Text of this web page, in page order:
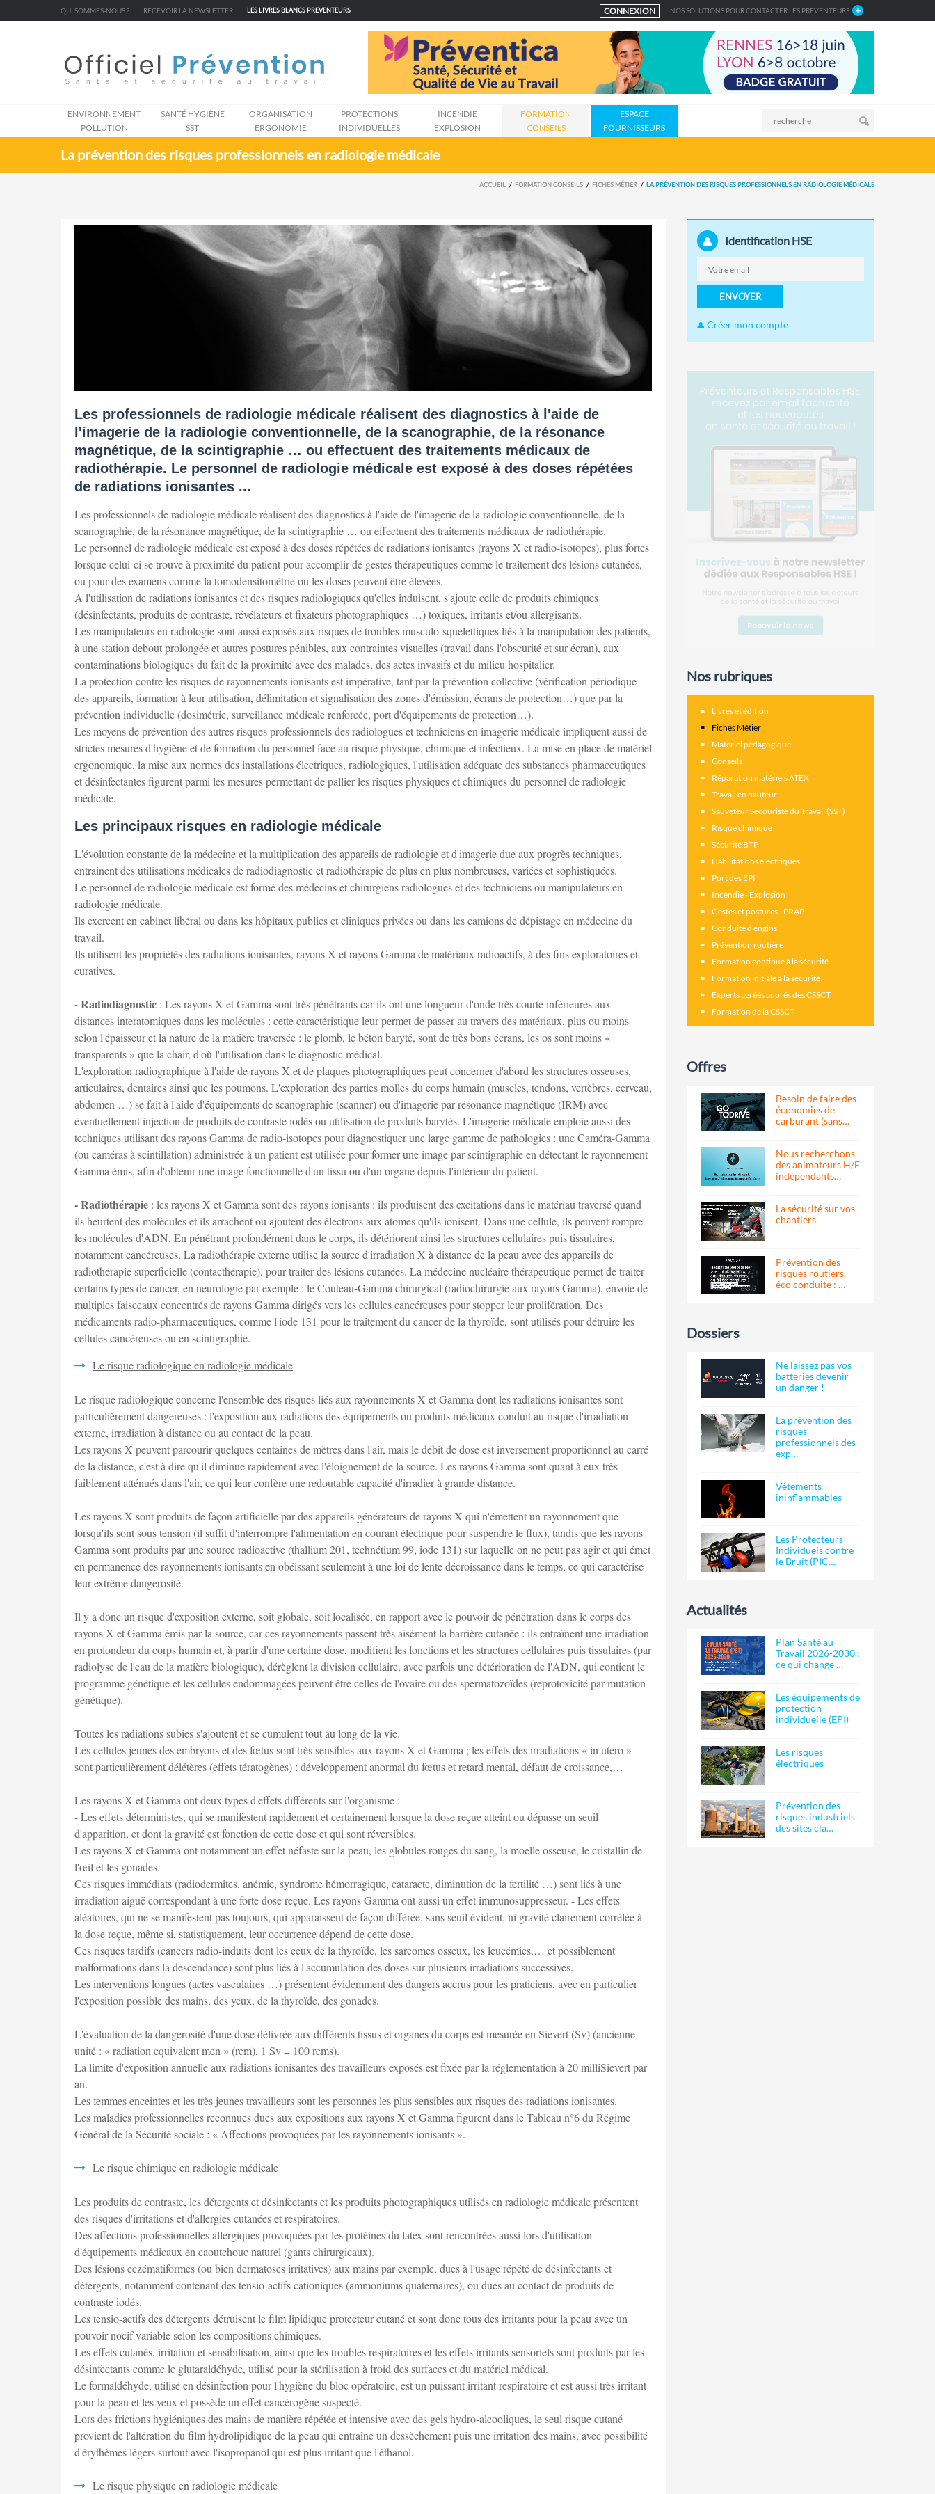
QUI SOMMES-NOUS ? RECEVOIR LA NEWSLETTER LES LIVRES BLANCS PREVENTEURS CONNEXION NOS SOLUTIONS POUR CONTACTER LES PREVENTEURS
ENVIRONNEMENT
POLLUTION
SANTÉ HYGIÈNE
SST
ORGANISATION
ERGONOMIE
PROTECTIONS
INDIVIDUELLES
INCENDIE
EXPLOSION
FORMATION
CONSEILS
ESPACE
FOURNISSEURS
La prévention des risques professionnels en radiologie médicale
ACCUEIL FORMATION CONSEILS FICHES MÉTIER LA PRÉVENTION DES RISQUES PROFESSIONNELS EN RADIOLOGIE MÉDICALE
Les professionnels de radiologie médicale réalisent des diagnostics à l'aide de
l'imagerie de la radiologie conventionnelle, de la scanographie, de la résonance
magnétique, de la scintigraphie … ou effectuent des traitements médicaux de
radiothérapie. Le personnel de radiologie médicale est exposé à des doses répétées
de radiations ionisantes ...
Les professionnels de radiologie médicale réalisent des diagnostics à l'aide de l'imagerie de la radiologie conventionnelle, de la
scanographie, de la résonance magnétique, de la scintigraphie … ou effectuent des traitements médicaux de radiothérapie.
Le personnel de radiologie médicale est exposé à des doses répétées de radiations ionisantes (rayons X et radio-isotopes), plus fortes
lorsque celui-ci se trouve à proximité du patient pour accomplir de gestes thérapeutiques comme le traitement des lésions cutanées,
ou pour des examens comme la tomodensitométrie ou les doses peuvent être élevées.
A l'utilisation de radiations ionisantes et des risques radiologiques qu'elles induisent, s'ajoute celle de produits chimiques
(désinfectants, produits de contraste, révélateurs et fixateurs photographiques …) toxiques, irritants et/ou allergisants.
Les manipulateurs en radiologie sont aussi exposés aux risques de troubles musculo-squelettiques liés à la manipulation des patients,
à une station debout prolongée et autres postures pénibles, aux contraintes visuelles (travail dans l'obscurité et sur écran), aux
contaminations biologiques du fait de la proximité avec des malades, des actes invasifs et du milieu hospitalier.
La protection contre les risques de rayonnements ionisants est impérative, tant par la prévention collective (vérification périodique
des appareils, formation à leur utilisation, délimitation et signalisation des zones d'émission, écrans de protection…) que par la
prévention individuelle (dosimétrie, surveillance médicale renforcée, port d'équipements de protection…).
Les moyens de prévention des autres risques professionnels des radiologues et techniciens en imagerie médicale impliquent aussi de
strictes mesures d'hygiène et de formation du personnel face au risque physique, chimique et infectieux. La mise en place de matériel
ergonomique, la mise aux normes des installations électriques, radiologiques, l'utilisation adéquate des substances pharmaceutiques
et désinfectantes figurent parmi les mesures permettant de pallier les risques physiques et chimiques du personnel de radiologie
médicale.
Les principaux risques en radiologie médicale
L'évolution constante de la médecine et la multiplication des appareils de radiologie et d'imagerie due aux progrès techniques,
entrainent des utilisations médicales de radiodiagnostic et radiothérapie de plus en plus nombreuses, variées et sophistiquées.
Le personnel de radiologie médicale est formé des médecins et chirurgiens radiologues et des techniciens ou manipulateurs en
radiologie médicale.
Ils exercent en cabinet libéral ou dans les hôpitaux publics et cliniques privées ou dans les camions de dépistage en médecine du
travail.
Ils utilisent les propriétés des radiations ionisantes, rayons X et rayons Gamma de matériaux radioactifs, à des fins exploratoires et
curatives.
- Radiodiagnostic : Les rayons X et Gamma sont très pénétrants car ils ont une longueur d'onde très courte inférieures aux
distances interatomiques dans les molécules : cette caractéristique leur permet de passer au travers des matériaux, plus ou moins
selon l'épaisseur et la nature de la matière traversée : le plomb, le béton baryté, sont de très bons écrans, les os sont moins «
transparents » que la chair, d'où l'utilisation dans le diagnostic médical.
L'exploration radiographique à l'aide de rayons X et de plaques photographiques peut concerner d'abord les structures osseuses,
articulaires, dentaires ainsi que les poumons. L'exploration des parties molles du corps humain (muscles, tendons, vertèbres, cerveau,
abdomen …) se fait à l'aide d'équipements de scanographie (scanner) ou d'imagerie par résonance magnétique (IRM) avec
éventuellement injection de produits de contraste iodés ou utilisation de produits barytés. L'imagerie médicale emploie aussi des
techniques utilisant des rayons Gamma de radio-isotopes pour diagnostiquer une large gamme de pathologies : une Caméra-Gamma
(ou caméras à scintillation) administrée à un patient est utilisée pour former une image par scintigraphie en détectant le rayonnement
Gamma émis, afin d'obtenir une image fonctionnelle d'un tissu ou d'un organe depuis l'intérieur du patient.
- Radiothérapie : les rayons X et Gamma sont des rayons ionisants : ils produisent des excitations dans le matériau traversé quand
ils heurtent des molécules et ils arrachent ou ajoutent des électrons aux atomes qu'ils ionisent. Dans une cellule, ils peuvent rompre
les molécules d'ADN. En pénétrant profondément dans le corps, ils détériorent ainsi les structures cellulaires puis tissulaires,
notamment cancéreuses. La radiothérapie externe utilise la source d'irradiation X à distance de la peau avec des appareils de
radiothérapie superficielle (contacthérapie), pour traiter des lésions cutanées. La médecine nucléaire thérapeutique permet de traiter
certains types de cancer, en neurologie par exemple : le Couteau-Gamma chirurgical (radiochirurgie aux rayons Gamma), envoie de
multiples faisceaux concentrés de rayons Gamma dirigés vers les cellules cancéreuses pour stopper leur prolifération. Des
médicaments radio-pharmaceutiques, comme l'iode 131 pour le traitement du cancer de la thyroïde, sont utilisés pour détruire les
cellules cancéreuses ou en scintigraphie.
Le risque radiologique en radiologie médicale
Le risque radiologique concerne l'ensemble des risques liés aux rayonnements X et Gamma dont les radiations ionisantes sont
particulièrement dangereuses : l'exposition aux radiations des équipements ou produits médicaux conduit au risque d'irradiation
externe, irradiation à distance ou au contact de la peau.
Les rayons X peuvent parcourir quelques centaines de mètres dans l'air, mais le débit de dose est inversement proportionnel au carré
de la distance, c'est à dire qu'il diminue rapidement avec l'éloignement de la source. Les rayons Gamma sont quant à eux très
faiblement atténués dans l'air, ce qui leur confère une redoutable capacité d'irradier à grande distance.
Les rayons X sont produits de façon artificielle par des appareils générateurs de rayons X qui n'émettent un rayonnement que
lorsqu'ils sont sous tension (il suffit d'interrompre l'alimentation en courant électrique pour suspendre le flux), tandis que les rayons
Gamma sont produits par une source radioactive (thallium 201, technétium 99, iode 131) sur laquelle on ne peut pas agir et qui émet
en permanence des rayonnements ionisants en obéissant seulement à une loi de lente décroissance dans le temps, ce qui caractérise
leur extrême dangerosité.
Il y a donc un risque d'exposition externe, soit globale, soit localisée, en rapport avec le pouvoir de pénétration dans le corps des
rayons X et Gamma émis par la source, car ces rayonnements passent très aisément la barrière cutanée : ils entraînent une irradiation
en profondeur du corps humain et, à partir d'une certaine dose, modifient les fonctions et les structures cellulaires puis tissulaires (par
radiolyse de l'eau de la matière biologique), dérèglent la division cellulaire, avec parfois une détérioration de l'ADN, qui contient le
programme génétique et les cellules endommagées peuvent être celles de l'ovaire ou des spermatozoïdes (reprotoxicité par mutation
génétique).
Toutes les radiations subies s'ajoutent et se cumulent tout au long de la vie.
Les cellules jeunes des embryons et des fœtus sont très sensibles aux rayons X et Gamma ; les effets des irradiations « in utero »
sont particulièrement délétères (effets tératogènes) : développement anormal du fœtus et retard mental, défaut de croissance,…
Les rayons X et Gamma ont deux types d'effets différents sur l'organisme :
- Les effets déterministes, qui se manifestent rapidement et certainement lorsque la dose reçue atteint ou dépasse un seuil
d'apparition, et dont la gravité est fonction de cette dose et qui sont réversibles.
Les rayons X et Gamma ont notamment un effet néfaste sur la peau, les globules rouges du sang, la moelle osseuse, le cristallin de
l'œil et les gonades.
Ces risques immédiats (radiodermites, anémie, syndrome hémorragique, cataracte, diminution de la fertilité …) sont liés à une
irradiation aiguë correspondant à une forte dose reçue. Les rayons Gamma ont aussi un effet immunosuppresseur. - Les effets
aléatoires, qui ne se manifestent pas toujours, qui apparaissent de façon différée, sans seuil évident, ni gravité clairement corrélée à
la dose reçue, même si, statistiquement, leur occurrence dépend de cette dose.
Ces risques tardifs (cancers radio-induits dont les ceux de la thyroïde, les sarcomes osseux, les leucémies,… et possiblement
malformations dans la descendance) sont plus liés à l'accumulation des doses sur plusieurs irradiations successives.
Les interventions longues (actes vasculaires …) présentent évidemment des dangers accrus pour les praticiens, avec en particulier
l'exposition possible des mains, des yeux, de la thyroïde, des gonades.
L'évaluation de la dangerosité d'une dose délivrée aux différents tissus et organes du corps est mesurée en Sievert (Sv) (ancienne
unité : « radiation equivalent men » (rem), 1 Sv = 100 rems).
La limite d'exposition annuelle aux radiations ionisantes des travailleurs exposés est fixée par la réglementation à 20 milliSievert par
an.
Les femmes enceintes et les très jeunes travailleurs sont les personnes les plus sensibles aux risques des radiations ionisantes.
Les maladies professionnelles reconnues dues aux expositions aux rayons X et Gamma figurent dans le Tableau n°6 du Régime
Général de la Sécurité sociale : « Affections provoquées par les rayonnements ionisants ».
Le risque chimique en radiologie médicale
Les produits de contraste, les détergents et désinfectants et les produits photographiques utilisés en radiologie médicale présentent
des risques d'irritations et d'allergies cutanées et respiratoires.
Des affections professionnelles allergiques provoquées par les protéines du latex sont rencontrées aussi lors d'utilisation
d'équipements médicaux en caoutchouc naturel (gants chirurgicaux).
Des lésions eczématiformes (ou bien dermatoses irritatives) aux mains par exemple, dues à l'usage répété de désinfectants et
détergents, notamment contenant des tensio-actifs cationiques (ammoniums quaternaires), ou dues au contact de produits de
contraste iodés.
Les tensio-actifs des détergents détruisent le film lipidique protecteur cutané et sont donc tous des irritants pour la peau avec un
pouvoir nocif variable selon les compositions chimiques.
Les effets cutanés, irritation et sensibilisation, ainsi que les troubles respiratoires et les effets irritants sensoriels sont produits par les
désinfectants comme le glutaraldéhyde, utilisé pour la stérilisation à froid des surfaces et du matériel médical.
Le formaldéhyde, utilisé en désinfection pour l'hygiène du bloc opératoire, est un puissant irritant respiratoire et est aussi très irritant
pour la peau et les yeux et possède un effet cancérogène suspecté.
Lors des frictions hygiéniques des mains de manière répétée et intensive avec des gels hydro-alcooliques, le seul risque cutané
provient de l'altération du film hydrolipidique de la peau qui entraîne un dessèchement puis une irritation des mains, avec possibilité
d'érythèmes légers surtout avec l'isopropanol qui est plus irritant que l'éthanol.
Le risque physique en radiologie médicale
Identification HSE
ENVOYER
Créer mon compte
Nos rubriques
Livres et édition
Fiches Métier
Materiel pédagogique
Conseils
Réparation matériels ATEX
Travail en hauteur
Sauveteur Secouriste du Travail (SST)
Risque chimique
Sécurité BTP
Habilitations électriques
Port des EPI
Incendie - Explosion
Gestes et postures - PRAP
Conduite d'engins
Prévention routière
Formation continue à la sécurité
Formation initiale à la sécurité
Experts agréés auprés des CSSCT
Formation de la CSSCT
Offres
Besoin de faire des
économies de
carburant (sans…
Nous recherchons
des animateurs H/F
indépendants…
La sécurité sur vos
chantiers
Prévention des
risques routiers,
éco conduite : …
Dossiers
Ne laissez pas vos
batteries devenir
un danger !
La prévention des
risques
professionnels des
exp…
Vêtements
ininflammables
Les Protecteurs
Individuels contre
le Bruit (PIC…
Actualités
Plan Santé au
Travail 2026-2030 :
ce qui change …
Les équipements de
protection
individuelle (EPI)
Les risques
électriques
Prévention des
risques industriels
des sites cla…
Cookies management panel